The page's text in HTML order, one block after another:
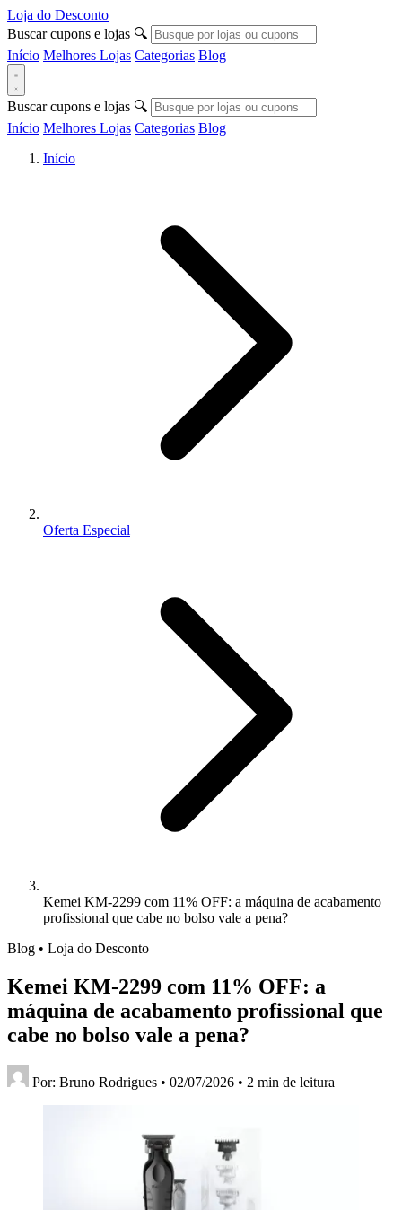
Loja do Desconto
Buscar cupons e lojas 🔍
Início Melhores Lojas Categorias Blog
Buscar cupons e lojas 🔍
Início Melhores Lojas Categorias Blog
Início
Oferta Especial
Kemei KM-2299 com 11% OFF: a máquina de acabamento
profissional que cabe no bolso vale a pena?
Blog • Loja do Desconto
Kemei KM-2299 com 11% OFF: a
máquina de acabamento profissional que
cabe no bolso vale a pena?
Por: Bruno Rodrigues • 02/07/2026 • 2 min de leitura